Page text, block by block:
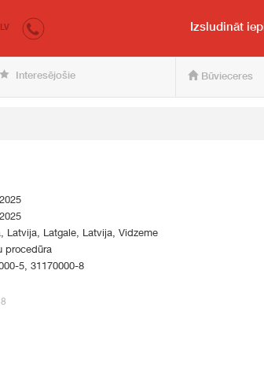
pircējam un
LV Izsludināt
Interesējošie Būvieceres
Latvija, Latgale, Latvija, Vidzeme
procedūra
5, 31170000-8